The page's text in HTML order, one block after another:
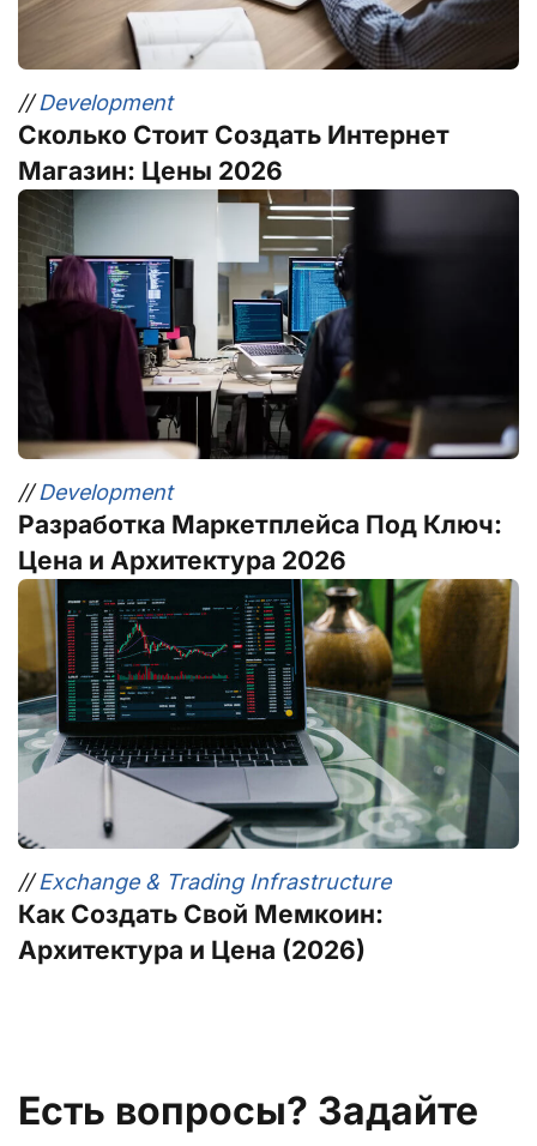
//Development
Сколько Стоит Создать Интернет
Магазин: Цены 2026
//Development
Разработка Маркетплейса Под Ключ:
Цена и Архитектура 2026
//Exchange & Trading Infrastructure
Как Создать Свой Мемкоин:
Архитектура и Цена (2026)
Есть вопросы? Задайте